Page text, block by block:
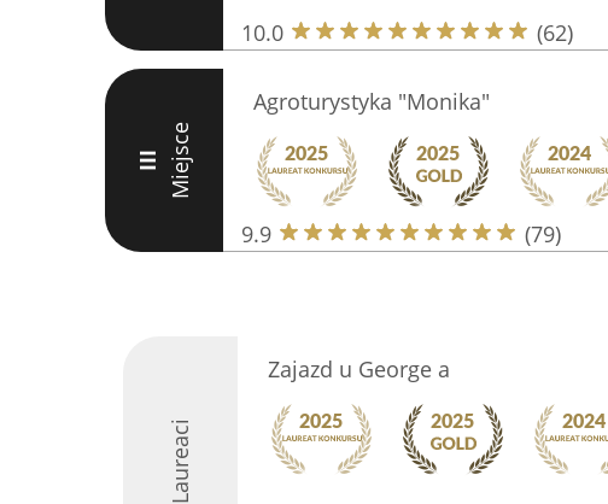
10.0 (62)
III Miejsce
Agroturystyka "Monika"
9.9 (79)
Laureaci
Zajazd u George a